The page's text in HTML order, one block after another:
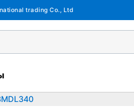
trading Co., Ltd